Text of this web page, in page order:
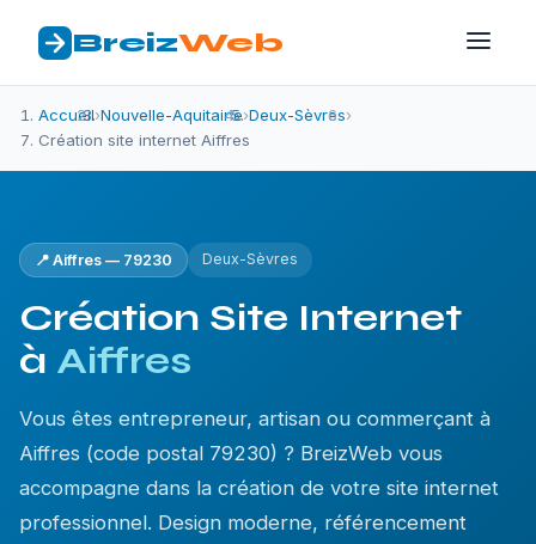
BreizWeb
Accueil›Nouvelle-Aquitaine›Deux-Sèvres›
Création site internet Aiffres
📍 Aiffres — 79230 Deux-Sèvres
Création Site Internet
à Aiffres
Vous êtes entrepreneur, artisan ou commerçant à
Aiffres (code postal 79230) ? BreizWeb vous
accompagne dans la création de votre site internet
professionnel. Design moderne, référencement